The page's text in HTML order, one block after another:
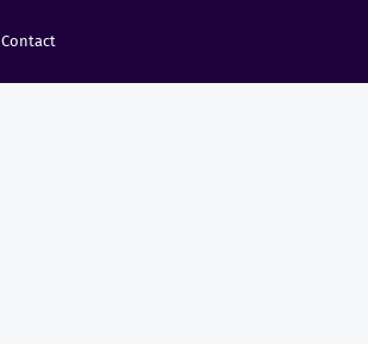
Contact